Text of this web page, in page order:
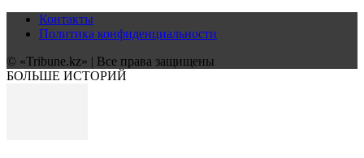
Контакты
Политика конфиденциальности
© «Tribune.kz» | Все права защищены
БОЛЬШЕ ИСТОРИЙ